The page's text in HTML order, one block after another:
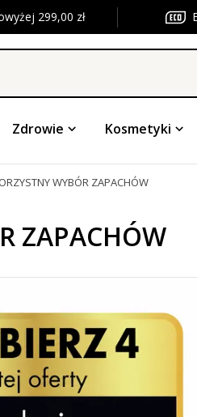
299,00 zł
Zdrowie Kosmetyki
WYBÓR ZAPACHÓW
ZAPACHÓW